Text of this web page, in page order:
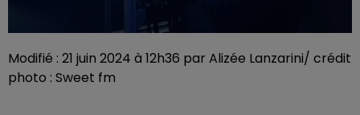
Modifié : 21 juin 2024 à 12h36 par Alizée Lanzarini/ crédit
photo : Sweet fm